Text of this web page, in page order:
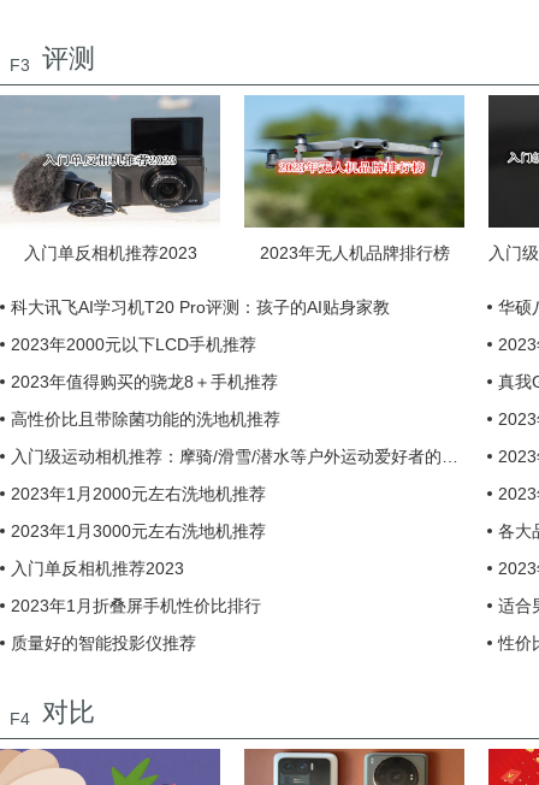
F3 评测
入门单反相机推荐2023 2023年无人机品牌排行榜
科大讯飞AI学习机T20 Pro评测：孩子的AI贴身家教
华硕
2023年2000元以下LCD手机推荐
2023年值得购买的骁龙8＋手机推荐
真我
高性价比且带除菌功能的洗地机推荐
入门级运动相机推荐：摩骑/滑雪/潜水等户外运动爱好者的选择
2023年1月2000元左右洗地机推荐
2023年1月3000元左右洗地机推荐
各大
入门单反相机推荐2023
2023年1月折叠屏手机性价比排行
适合
质量好的智能投影仪推荐
性价
F4 对比